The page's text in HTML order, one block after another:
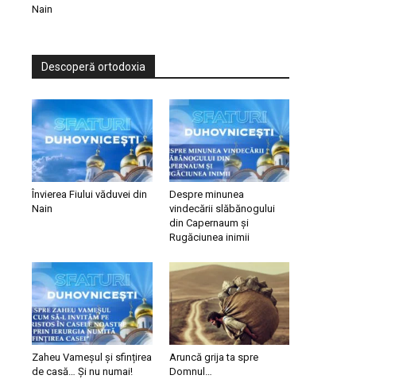
Nain
Descoperă ortodoxia
Învierea Fiului văduvei din
Nain
Despre minunea
vindecării slăbănogului
din Capernaum și
Rugăciunea inimii
Zaheu Vameșul și sfințirea
de casă… Și nu numai!
Aruncă grija ta spre
Domnul…